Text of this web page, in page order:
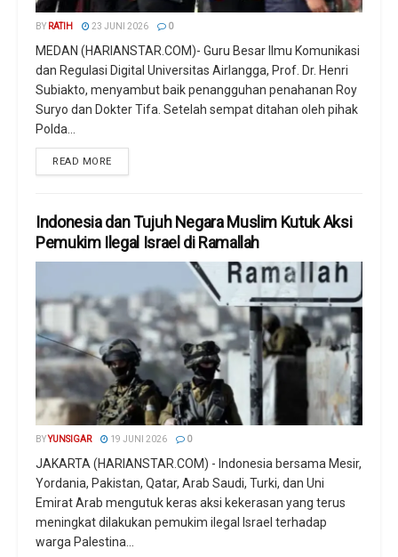
BY RATIH 23 JUNI 2026 0
MEDAN (HARIANSTAR.COM)- Guru Besar Ilmu Komunikasi
dan Regulasi Digital Universitas Airlangga, Prof. Dr. Henri
Subiakto, menyambut baik penangguhan penahanan Roy
Suryo dan Dokter Tifa. Setelah sempat ditahan oleh pihak
Polda...
READ MORE
Indonesia dan Tujuh Negara Muslim Kutuk Aksi
Pemukim Ilegal Israel di Ramallah
BYYUNSIGAR 19 JUNI 2026 0
JAKARTA (HARIANSTAR.COM) - Indonesia bersama Mesir,
Yordania, Pakistan, Qatar, Arab Saudi, Turki, dan Uni
Emirat Arab mengutuk keras aksi kekerasan yang terus
meningkat dilakukan pemukim ilegal Israel terhadap
warga Palestina...